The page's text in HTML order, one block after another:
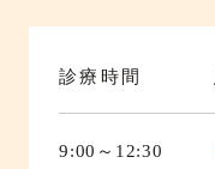
診療時間
9:00～12:30